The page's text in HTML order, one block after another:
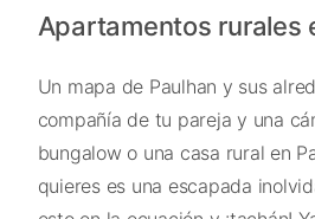
Apartamentos rurales
Un mapa de Paulhan y sus
compañía de tu pareja y una
bungalow o una casa rural en
quieres es una escapada